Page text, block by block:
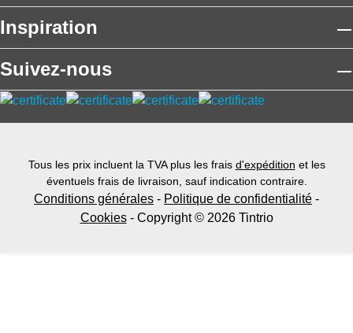
Inspiration
Suivez-nous
Tous les prix incluent la TVA plus les frais d'expédition et les
éventuels frais de livraison, sauf indication contraire.
Conditions générales - Politique de confidentialité -
Cookies- Copyright © 2026 Tintrio